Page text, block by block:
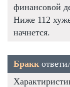
финансовой
Ниже 112
начнется.
Бракк